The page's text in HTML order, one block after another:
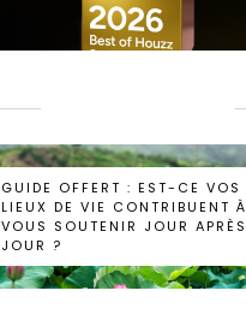
GUIDE OFFERT : EST-CE VOS
LIEUX DE VIE CONTRIBUENT À
VOUS SOUTENIR JOUR APRÈS
JOUR ?